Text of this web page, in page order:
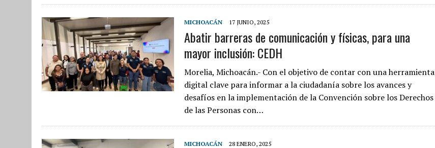
MICHOACÁN 17 JUNIO, 2025
Abatir barreras de comunicación y físicas, para una
mayor inclusión: CEDH
Morelia, Michoacán.- Con el objetivo de contar con una herramienta
digital clave para informar a la ciudadanía sobre los avances y
desafíos en la implementación de la Convención sobre los Derechos
de las Personas con…
MICHOACÁN 28 ENERO, 2025